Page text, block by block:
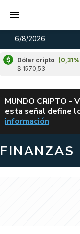
6/8/2026
Dólar cripto
$ 1570,53
(-3,56%)
MUNDO CRIPTO -
esta señal define
información
FINANZAS